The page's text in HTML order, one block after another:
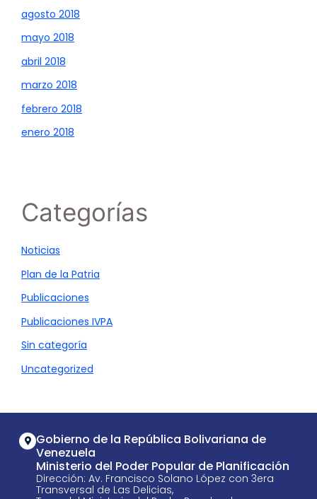
agosto 2018
mayo 2018
abril 2018
marzo 2018
febrero 2018
enero 2018
Categorías
Noticias
Plan de la Patria
Publicaciones
Publicaciones IVPA
Sin categoría
Uncategorized
Gobierno de la República Bolivariana de
Venezuela
Ministerio del Poder Popular de Planificación
Dirección: Av. Francisco Solano López con 3era
Transversal de Las Delicias,